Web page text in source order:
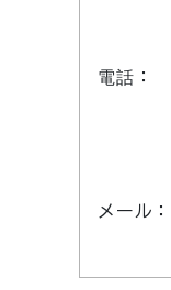
電話：
メール：